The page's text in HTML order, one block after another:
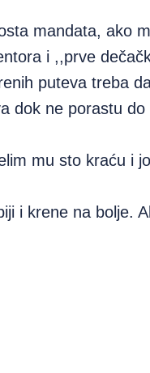
mandata, ako
i ,,prve
puteva treba
dok ne porastu
mu sto kraću i
i krene na bolje.